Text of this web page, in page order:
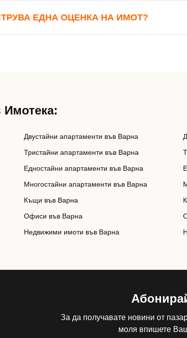
ЕДНА ОЦЕНКА НА ИМОТ?
Двустайни апартаменти във Варна
Тристайни апартаменти във Варна
Едностайни апартаменти във Варна
Многостайни апартаменти във Варна
Къщи във Варна
Офиси във Варна
Недвижими имоти във Варна
За да получавате новини от
моля впишете